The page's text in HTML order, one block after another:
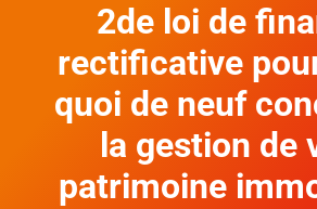
2de loi de
rectificative
quoi de neuf
la gestion de
patrimoine